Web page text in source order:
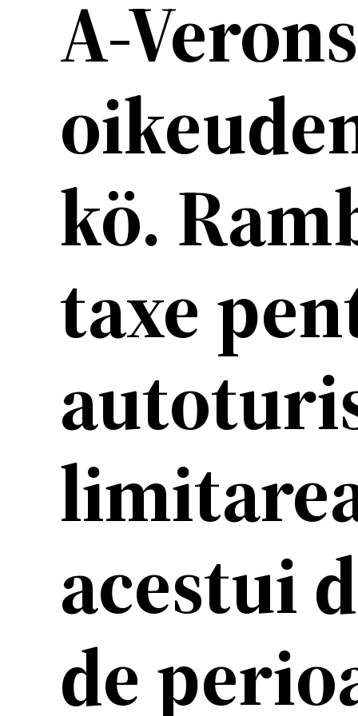
A-
kö.
taxe
acestui
de